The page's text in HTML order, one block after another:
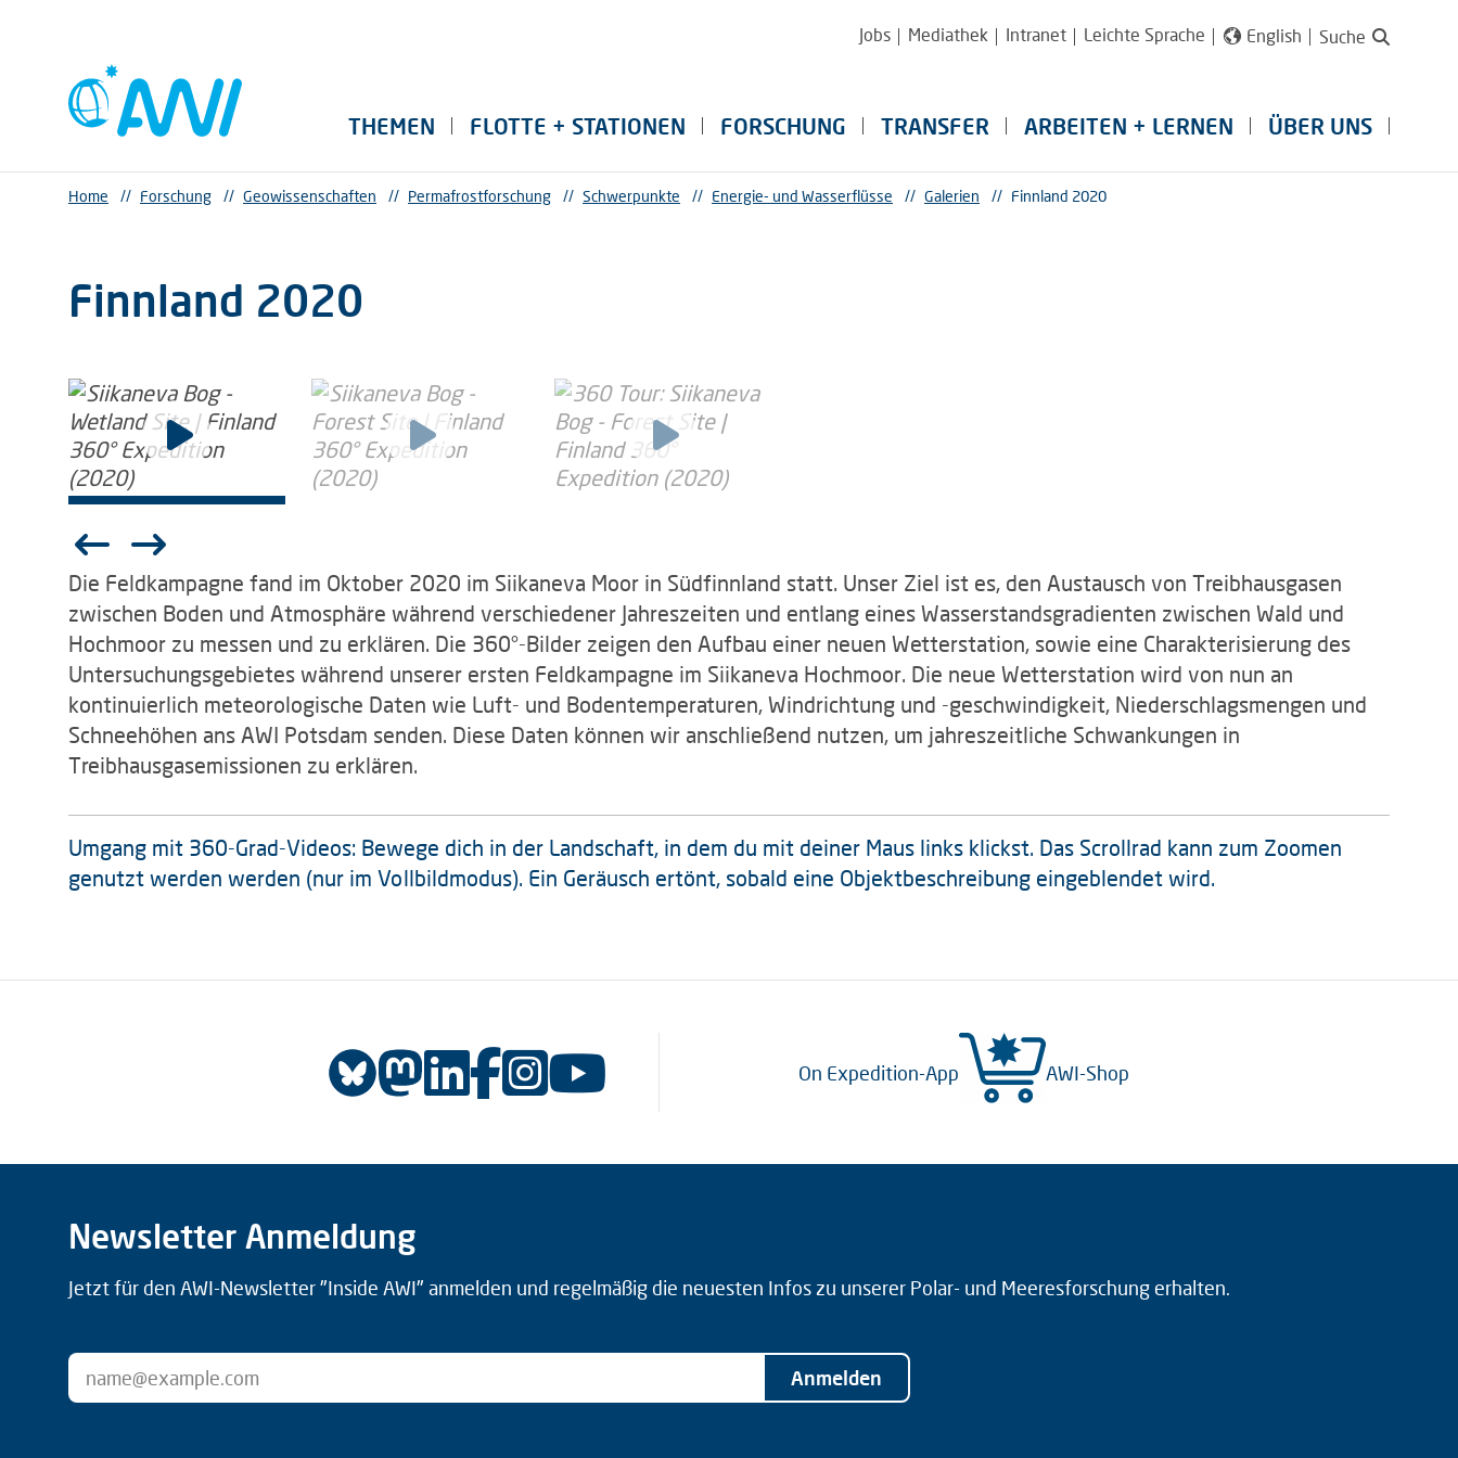
Jobs Mediathek Intranet Leichte Sprache English Suche
THEMEN FLOTTE + STATIONEN FORSCHUNG TRANSFER ARBEITEN + LERNEN ÜBER UNS
Home // Forschung // Geowissenschaften // Permafrostforschung // Schwerpunkte // Energie- und Wasserflüsse // Galerien // Finnland 2020
Finnland 2020
Die Feldkampagne fand im Oktober 2020 im Siikaneva Moor in Südfinnland statt. Unser Ziel ist es, den Austausch von Treibhausgasen
zwischen Boden und Atmosphäre während verschiedener Jahreszeiten und entlang eines Wasserstandsgradienten zwischen Wald und
Hochmoor zu messen und zu erklären. Die 360°-Bilder zeigen den Aufbau einer neuen Wetterstation, sowie eine Charakterisierung des
Untersuchungsgebietes während unserer ersten Feldkampagne im Siikaneva Hochmoor. Die neue Wetterstation wird von nun an
kontinuierlich meteorologische Daten wie Luft- und Bodentemperaturen, Windrichtung und -geschwindigkeit, Niederschlagsmengen und
Schneehöhen ans AWI Potsdam senden. Diese Daten können wir anschließend nutzen, um jahreszeitliche Schwankungen in
Treibhausgasemissionen zu erklären.
Umgang mit 360-Grad-Videos: Bewege dich in der Landschaft, in dem du mit deiner Maus links klickst. Das Scrollrad kann zum Zoomen
genutzt werden werden (nur im Vollbildmodus). Ein Geräusch ertönt, sobald eine Objektbeschreibung eingeblendet wird.
On Expedition-App AWI-Shop
Newsletter Anmeldung
Jetzt für den AWI-Newsletter "Inside AWI" anmelden und regelmäßig die neuesten Infos zu unserer Polar- und Meeresforschung erhalten.
Anmelden